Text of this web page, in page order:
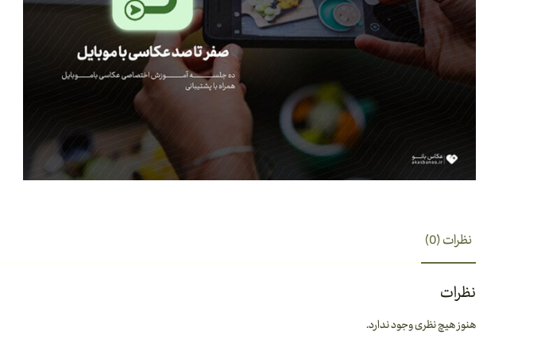
نظرات (0)
نظرات
هنوز هیچ نظری وجود ندارد.